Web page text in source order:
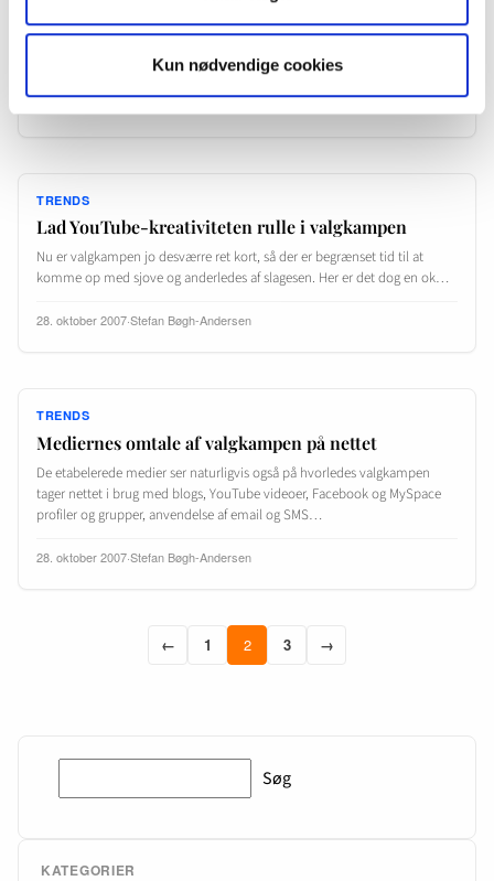
Kun nødvendige cookies
Journalisten Jesper Ishøj interesserer sig for hvorledes geografisk
information, GIS og data kan anvendes i journalistik. Faktisk så meget at
han for nogle få uger siden oprettede siden…
TRENDS
Lad YouTube-kreativiteten rulle i valgkampen
Nu er valgkampen jo desværre ret kort, så der er begrænset tid til at
komme op med sjove og anderledes af slagesen. Her er det dog en ok…
28. oktober 2007·Stefan Bøgh-Andersen
TRENDS
Mediernes omtale af valgkampen på nettet
De etabelerede medier ser naturligvis også på hvorledes valgkampen
tager nettet i brug med blogs, YouTube videoer, Facebook og MySpace
profiler og grupper, anvendelse af email og SMS…
28. oktober 2007·Stefan Bøgh-Andersen
← 1 2 3 →
Søg
KATEGORIER